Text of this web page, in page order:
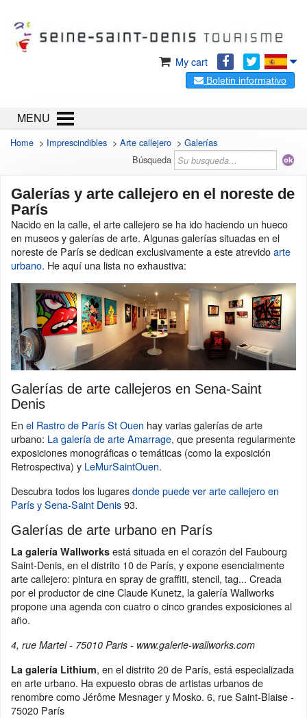
My cart
Boletin informativo
MENU
Home > Imprescindibles > Arte callejero > Galerías
Búsqueda
Galerías y arte callejero en el noreste de
París
Nacido en la calle, el arte callejero se ha ido haciendo un hueco
en museos y galerías de arte. Algunas galerías situadas en el
noreste de París se dedican exclusivamente a este atrevidoarte
urbano. He aquí una lista no exhaustiva:
Galerías de arte callejeros en Sena-Saint
Denis
En el Rastro de París St Ouen hay varias galerías de arte
urbano: La galería de arte Amarrage, que presenta regularmente
exposiciones monográficas o temáticas (como la exposición
Retrospectiva) y LeMurSaintOuen.
Descubra todos los lugaresdonde puede ver arte callejero en
París y Sena-Saint Denis93.
Galerías de arte urbano en París
La galería Wallworks está situada en el corazón del Faubourg
Saint-Denis, en el distrito 10 de París, y expone esencialmente
arte callejero: pintura en spray de graffiti, stencil, tag... Creada
por el productor de cine Claude Kunetz, la galería Wallworks
propone una agenda con cuatro o cinco grandes exposiciones al
año.
4, rue Martel - 75010 Paris - www.galerie-wallworks.com
La galería Lithium, en el distrito 20 de París, está especializada
en arte urbano. Ha expuesto obras de artistas urbanos de
renombre como Jérôme Mesnager y Mosko. 6, rue Saint-Blaise -
75020 París